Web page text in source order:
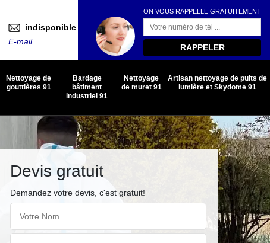
indisponible
E-mail
ON VOUS RAPPELLE GRATUITEMENT
Nettoyage de
gouttières 91
Bardage
bâtiment
industriel 91
Nettoyage
de muret 91
Artisan nettoyage de puits de
lumière et Skydome 91
Devis gratuit
Demandez votre devis, c'est gratuit!